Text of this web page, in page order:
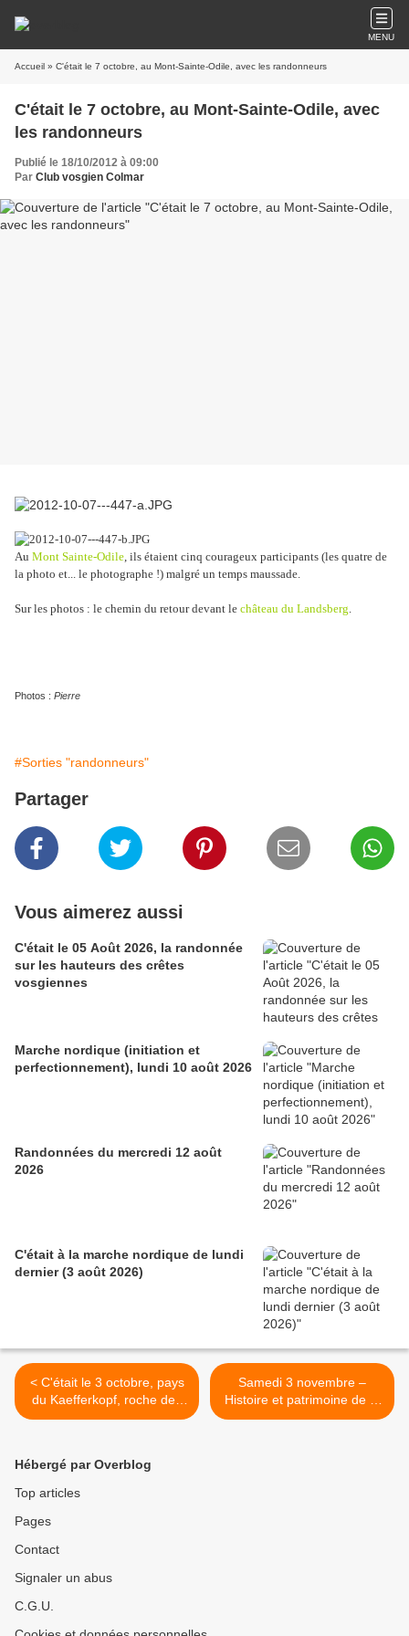
MENU
Accueil » C'était le 7 octobre, au Mont-Sainte-Odile, avec les randonneurs
C'était le 7 octobre, au Mont-Sainte-Odile, avec
les randonneurs
Publié le 18/10/2012 à 09:00
Par Club vosgien Colmar
Au Mont Sainte-Odile, ils étaient cinq courageux participants (les quatre de
la photo et... le photographe !) malgré un temps maussade.
Sur les photos : le chemin du retour devant le château du Landsberg.
Photos : Pierre
#Sorties "randonneurs"
Partager
Vous aimerez aussi
C'était le 05 Août 2026, la randonnée
sur les hauteurs des crêtes
vosgiennes
Marche nordique (initiation et
perfectionnement), lundi 10 août 2026
Randonnées du mercredi 12 août
2026
C'était à la marche nordique de lundi
dernier (3 août 2026)
< C'était le 3 octobre, pays
du Kaefferkopf, roche des
Corbeaux et Trois-Épis,
Samedi 3 novembre –
Histoire et patrimoine de la
dynastie Habsbourg (1/3) >
Hébergé par Overblog
Top articles
Pages
Contact
Signaler un abus
C.G.U.